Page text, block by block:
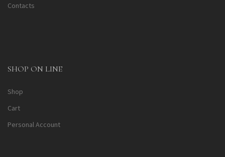
Contacts
SHOP ON LINE
Shop
Cart
Personal Account